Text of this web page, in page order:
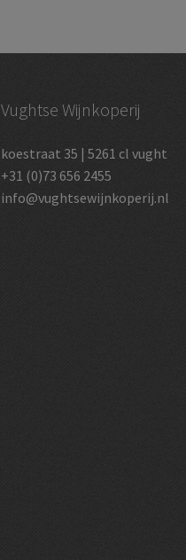
Vughtse Wijnkoperij
koestraat 35 | 5261 cl vught
+31 (0)73 656 2455
info@vughtsewijnkoperij.nl